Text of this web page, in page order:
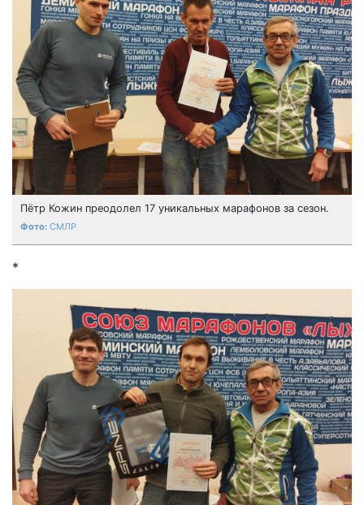
Пётр Кожин преодолел 17 уникальных марафонов за сезон.
СМЛР
*